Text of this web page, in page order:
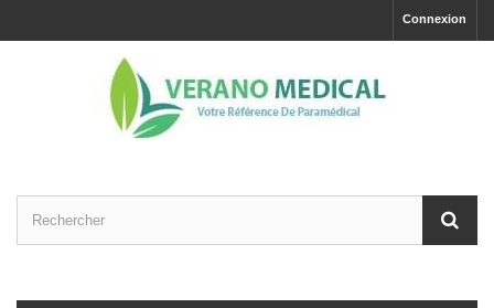
Connexion